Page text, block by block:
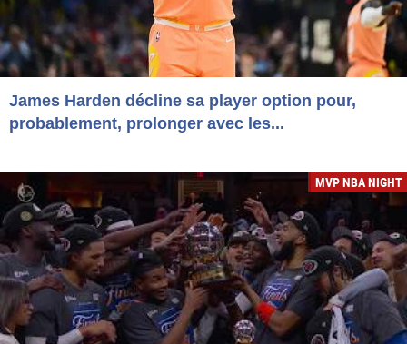
James Harden décline sa player option pour,
probablement, prolonger avec les...
MVP NBA NIGHT